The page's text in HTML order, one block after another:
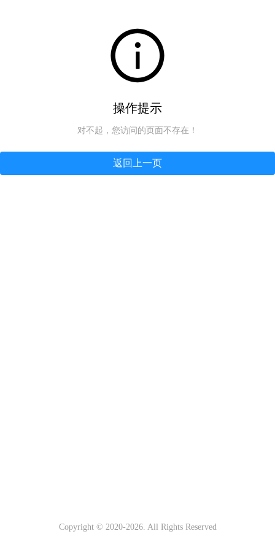
操作提示
对不起，您访问的页面不存在！
返回上一页
Copyright © 2020-2026. All Rights Reserved